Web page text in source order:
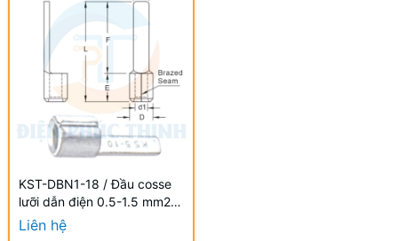
KST-DBN1-18 / Đầu cosse
lưỡi dẫn điện 0.5-1.5 mm2 -
NON-INSULATED BLADE
TERMINALS hãng KST
Liên hệ